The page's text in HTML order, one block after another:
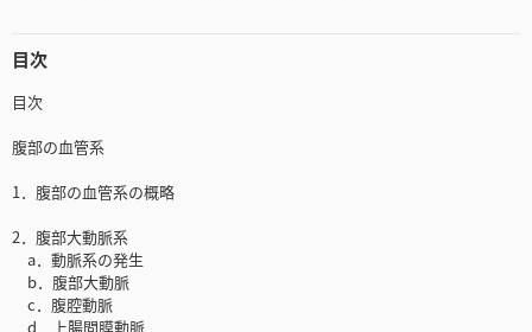
目次
目次
腹部の血管系
1．腹部の血管系の概略
2．腹部大動脈系
a．動脈系の発生
b．腹部大動脈
c．腹腔動脈
d．上腸間膜動脈